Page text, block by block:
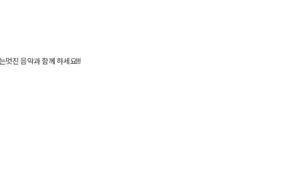
멋진 음악과 함께 하세요!!!